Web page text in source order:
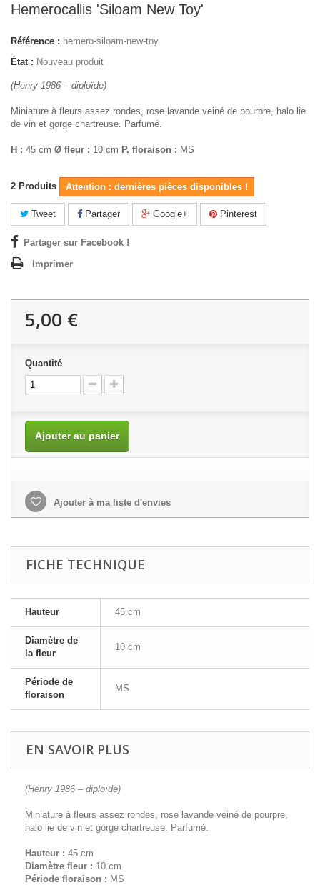
Hemerocallis 'Siloam New Toy'
Référence : hemero-siloam-new-toy
État : Nouveau produit
(Henry 1986 – diploïde)
Miniature à fleurs assez rondes, rose lavande veiné de pourpre, halo lie
de vin et gorge chartreuse. Parfumé.
H : 45 cm Ø fleur : 10 cm P. floraison : MS
2 Produits Attention : dernières pièces disponibles !
Tweet Partager Google+ Pinterest
Partager sur Facebook !
Imprimer
5,00 €
Quantité
Ajouter au panier
Ajouter à ma liste d'envies
FICHE TECHNIQUE
Hauteur 45 cm
Diamètre de
la fleur
10 cm
Période de
floraison
MS
EN SAVOIR PLUS
(Henry 1986 – diploïde)
Miniature à fleurs assez rondes, rose lavande veiné de pourpre,
halo lie de vin et gorge chartreuse. Parfumé.
Hauteur : 45 cm
Diamètre fleur : 10 cm
Période floraison : MS